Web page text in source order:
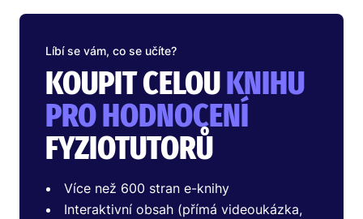
Líbí se vám, co se učíte?
KOUPIT CELOUKNIHU
PRO HODNOCENÍ
FYZIOTUTORŮ
Více než 600 stran e-knihy
Interaktivní obsah (přímá videoukázka,